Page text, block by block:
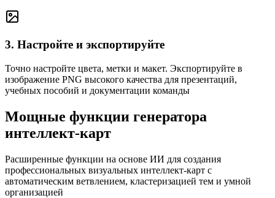
3. Настройте и экспортируйте
Точно настройте цвета, метки и макет. Экспортируйте в
изображение PNG высокого качества для презентаций,
учебных пособий и документации команды
Мощные функции генератора
интеллект-карт
Расширенные функции на основе ИИ для создания
профессиональных визуальных интеллект-карт с
автоматическим ветвлением, кластеризацией тем и умной
организацией